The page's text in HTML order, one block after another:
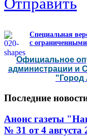
Отправить
Специальная
с
Официальное
администрации и
"Город
Последние
Анонс газеты
№ 31 от 4 августа